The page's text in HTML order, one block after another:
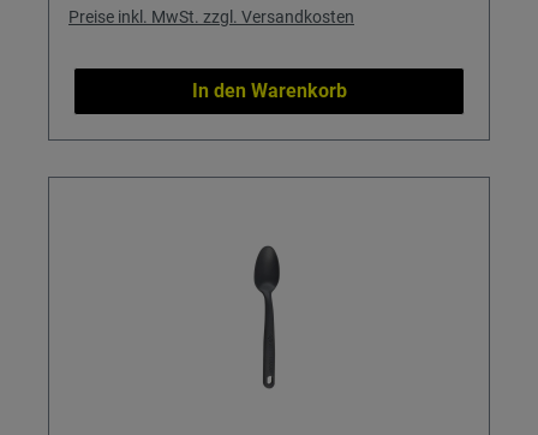
Preise inkl. MwSt. zzgl. Versandkosten
In den Warenkorb